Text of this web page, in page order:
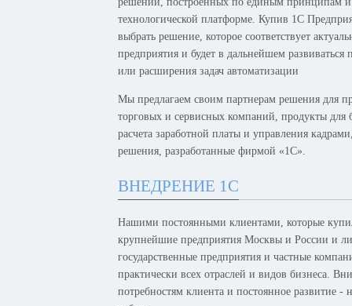
технологической платформе. Купив 1С
выбрать решение, которое соответствует
предприятия и будет в дальнейшем развиваться
или расширения задач автоматизации
Мы предлагаем своим партнерам решения для
торговых и сервисных компаний, продукты для
расчета заработной платы и управления
решения, разработанные фирмой «1С».
ВНЕДРЕНИЕ 1С
Нашими постоянными клиентами, которые
крупнейшие предприятия Москвы и России и
государственные предприятия и частные
практически всех отраслей и видов бизнеса.
потребностям клиента и постоянное развитие